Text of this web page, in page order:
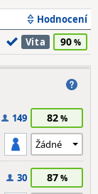
Hodnocení
Vita 90
149 82
30 87